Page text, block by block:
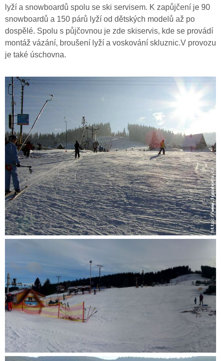
lyží a snowboardů spolu se ski servisem. K zapůjčení je 90
snowboardů a 150 párů lyží od dětských modelů až po
dospělé. Spolu s půjčovnou je zde skiservis, kde se provádí
montáž vázání, broušení lyží a voskování skluznic.V provozu
je také úschovna.